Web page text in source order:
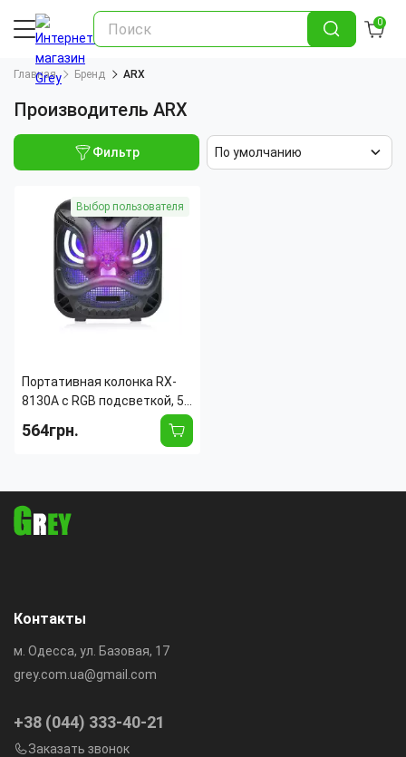
0
Главная Бренд ARX
Производитель ARX
Фильтр По умолчанию
Выбор пользователя
Портативная колонка RX-
8130A с RGB подсветкой, 5
Вт, от 2 до 20 кГц, с USB, SD
картой и FM радио
564грн.
Суммарная мощность
звука:
Контакты
м. Одесса, ул. Базовая, 17
grey.com.ua@gmail.com
+38 (044) 333-40-21
Заказать звонок